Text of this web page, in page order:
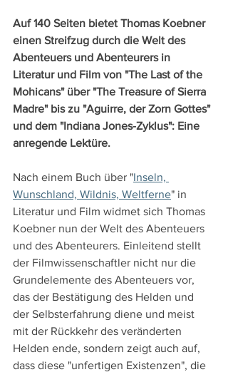
Auf 140 Seiten bietet Thomas Koebner
einen Streifzug durch die Welt des
Abenteuers und Abenteurers in
Literatur und Film von "The Last of the
Mohicans" über "The Treasure of Sierra
Madre" bis zu "Aguirre, der Zorn Gottes"
und dem "Indiana Jones-Zyklus": Eine
anregende Lektüre.
Nach einem Buch über "Inseln,
Wunschland, Wildnis, Weltferne" in
Literatur und Film widmet sich Thomas
Koebner nun der Welt des Abenteuers
und des Abenteurers. Einleitend stellt
der Filmwissenschaftler nicht nur die
Grundelemente des Abenteuers vor,
das der Bestätigung des Helden und
der Selbsterfahrung diene und meist
mit der Rückkehr des veränderten
Helden ende, sondern zeigt auch auf,
dass diese "unfertigen Existenzen", die